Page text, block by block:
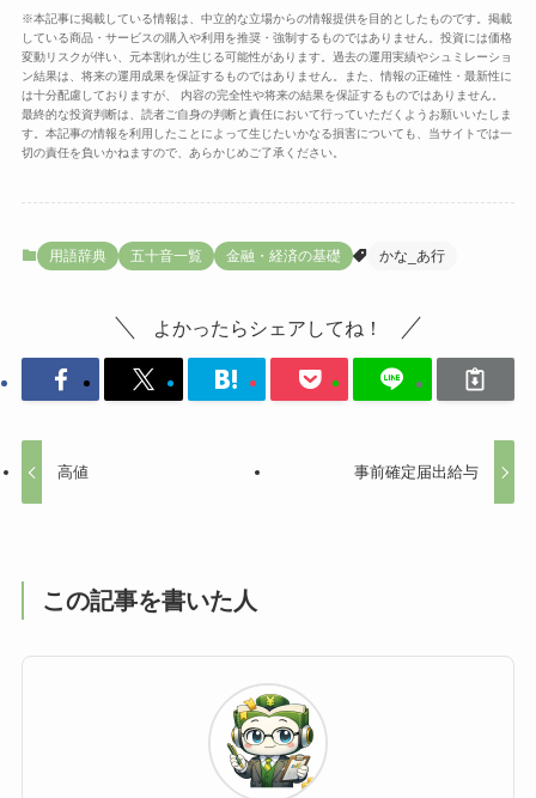
※本記事に掲載している情報は、中立的な立場からの情報提供を目的としたものです。掲載
している商品・サービスの購入や利用を推奨・強制するものではありません。投資には価格
変動リスクが伴い、元本割れが生じる可能性があります。過去の運用実績やシュミレーショ
ン結果は、将来の運用成果を保証するものではありません。また、情報の正確性・最新性に
は十分配慮しておりますが、 内容の完全性や将来の結果を保証するものではありません。
最終的な投資判断は、読者ご自身の判断と責任において行っていただくようお願いいたしま
す。本記事の情報を利用したことによって生じたいかなる損害についても、当サイトでは一
切の責任を負いかねますので、あらかじめご了承ください。
用語辞典 五十音一覧 金融・経済の基礎 かな_あ行
よかったらシェアしてね！
高値 事前確定届出給与
この記事を書いた人